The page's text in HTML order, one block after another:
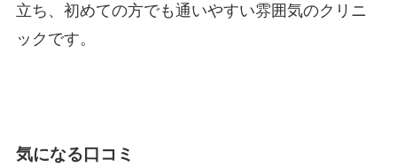
立ち、初めての方でも通いやすい雰囲気のクリニ
ックです。
気になる口コミ